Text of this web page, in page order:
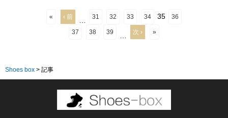
« ‹ 前 31 32 33 34 35 36
37 38 39 次 › »
Shoes box > 記事